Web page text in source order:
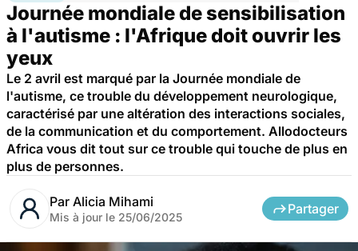
Journée mondiale de sensibilisation
à l'autisme : l'Afrique doit ouvrir les
yeux
Le 2 avril est marqué par la Journée mondiale de
l'autisme, ce trouble du développement neurologique,
caractérisé par une altération des interactions sociales,
de la communication et du comportement. Allodocteurs
Africa vous dit tout sur ce trouble qui touche de plus en
plus de personnes.
Par Alicia Mihami
Mis à jour le 25/06/2025
Partager